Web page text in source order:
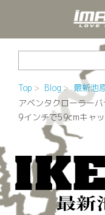
Top Blog
最新池
アベンタクローラー
9インチで59cmキャッ